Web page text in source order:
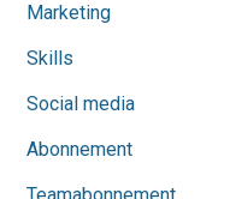
Marketing
Skills
Social media
Abonnement